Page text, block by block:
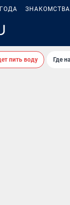
ЗНАКОМСТВА
пить воду Где